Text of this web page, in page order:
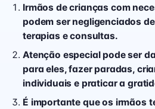
Irmãos de crianças com
podem ser negligenciados
terapias e consultas.
Atenção especial pode ser
para eles, fazer paradas,
individuais e praticar a
É importante que os irmãos